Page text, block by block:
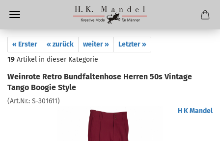
« Erster « zurück weiter »
Letzter »
19 Artikel in dieser Kategorie
Weinrote Retro Bundfaltenhose Herren 50s Vintage
Tango Boogie Style
(Art.Nr.: S-301611)
H K Mandel